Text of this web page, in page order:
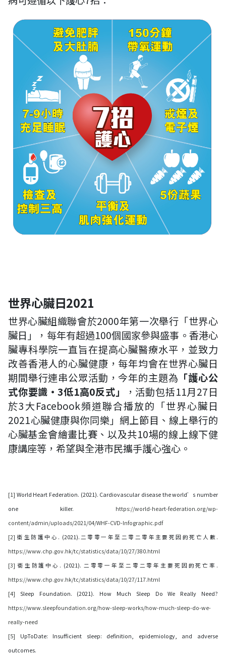
世界心臟日2021
世界心臟組織聯會於2000年第一次舉行「世界心
臟日」，每年有超過100個國家參與盛事。香港心
臟專科學院一直旨在提高心臟醫療水平，並致力
改善香港人的心臟健康，每年均會在世界心臟日
期間舉行連串公眾活動，今年的主題為 「護心公
式你要識 ‧3低1高0反式」
，活動包括11月27日
於3大Facebook頻道聯合播放的「世界心臟日
2021心臟健康與你同樂」網上節目、線上舉行的
心臟基金會繪畫比賽、以及共10場的線上線下健
康講座等，希望與全港市民攜手護心強心。
[1] World Heart Federation. (2021). Cardiovascular disease the world’s number
one killer. https://world-heart-federation.org/wp-
content/admin/uploads/2021/04/WHF-CVD-Infographic.pdf
[2] 衞生防護中心. (2021).二零零一年至二零二零年主要死因的死亡人數.
https://www.chp.gov.hk/tc/statistics/data/10/27/380.html
[3] 衞生防護中心. (2021). 二零零一年至二零二零年主要死因的死亡率.
https://www.chp.gov.hk/tc/statistics/data/10/27/117.html
[4] Sleep Foundation. (2021). How Much Sleep Do We Really Need?
https://www.sleepfoundation.org/how-sleep-works/how-much-sleep-do-we-
really-need
[5] UpToDate: Insufficient sleep: definition, epidemiology, and adverse
outcomes.